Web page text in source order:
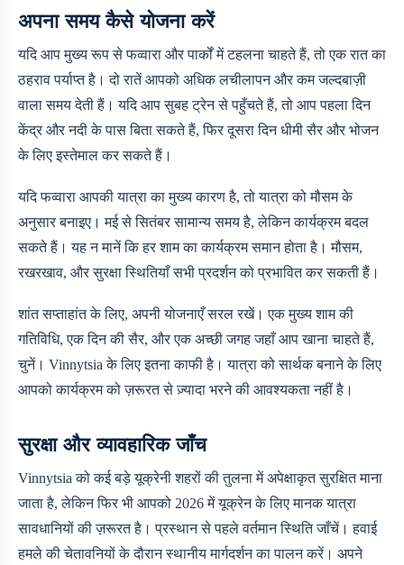
अपना समय कैसे योजना करें
यदि आप मुख्य रूप से फव्वारा और पार्कों में टहलना चाहते हैं, तो एक रात का
ठहराव पर्याप्त है। दो रातें आपको अधिक लचीलापन और कम जल्दबाज़ी
वाला समय देती हैं। यदि आप सुबह ट्रेन से पहुँचते हैं, तो आप पहला दिन
केंद्र और नदी के पास बिता सकते हैं, फिर दूसरा दिन धीमी सैर और भोजन
के लिए इस्तेमाल कर सकते हैं।
यदि फव्वारा आपकी यात्रा का मुख्य कारण है, तो यात्रा को मौसम के
अनुसार बनाइए। मई से सितंबर सामान्य समय है, लेकिन कार्यक्रम बदल
सकते हैं। यह न मानें कि हर शाम का कार्यक्रम समान होता है। मौसम,
रखरखाव, और सुरक्षा स्थितियाँ सभी प्रदर्शन को प्रभावित कर सकती हैं।
शांत सप्ताहांत के लिए, अपनी योजनाएँ सरल रखें। एक मुख्य शाम की
गतिविधि, एक दिन की सैर, और एक अच्छी जगह जहाँ आप खाना चाहते हैं,
चुनें। Vinnytsia के लिए इतना काफी है। यात्रा को सार्थक बनाने के लिए
आपको कार्यक्रम को ज़रूरत से ज़्यादा भरने की आवश्यकता नहीं है।
सुरक्षा और व्यावहारिक जाँच
Vinnytsia को कई बड़े यूक्रेनी शहरों की तुलना में अपेक्षाकृत सुरक्षित माना
जाता है, लेकिन फिर भी आपको 2026 में यूक्रेन के लिए मानक यात्रा
सावधानियों की ज़रूरत है। प्रस्थान से पहले वर्तमान स्थिति जाँचें। हवाई
हमले की चेतावनियों के दौरान स्थानीय मार्गदर्शन का पालन करें। अपने